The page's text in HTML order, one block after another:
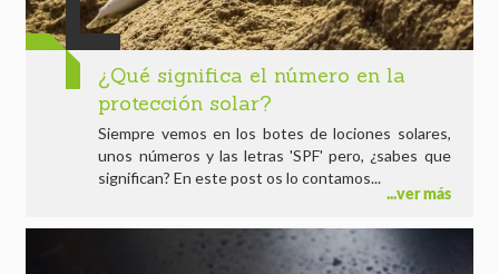
¿Qué significa el número en la
protección solar?
Siempre vemos en los botes de lociones solares,
unos números y las letras 'SPF' pero, ¿sabes que
significan? En este post os lo contamos...
ver más